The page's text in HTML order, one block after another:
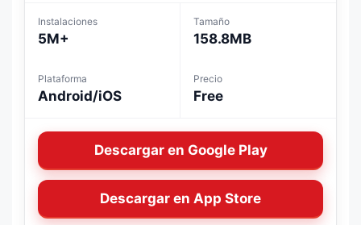
Instalaciones
5M+
Tamaño
158.8MB
Plataforma
Android/iOS
Precio
Free
Descargar en Google Play
Descargar en App Store